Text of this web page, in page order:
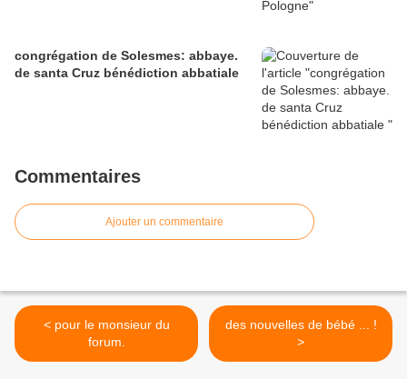
congrégation de Solesmes: abbaye.
de santa Cruz bénédiction abbatiale
Commentaires
Ajouter un commentaire
< pour le monsieur du
forum.
des nouvelles de bébé ... !
>